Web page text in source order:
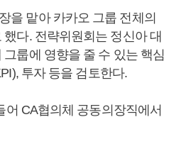
을 맡아 카카오 그룹 전체의
다. 전략위원회는 정신아 대
룹에 영향을 줄 수 있는 핵심
투자 등을 검토한다.
어 CA협의체 공동의장직에서